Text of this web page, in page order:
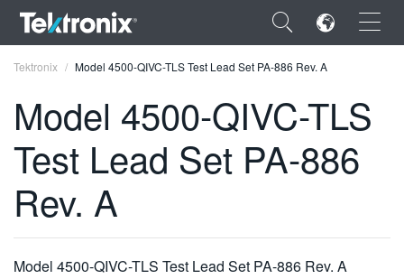
×
ENGLISH
FRANÇAIS
Tektronix Model 4500-QIVC-TLS Test Lead Set PA-886 Rev. A
Model 4500-QIVC-TLS
Test Lead Set PA-886
Rev. A
Model 4500-QIVC-TLS Test Lead Set PA-886 Rev. A